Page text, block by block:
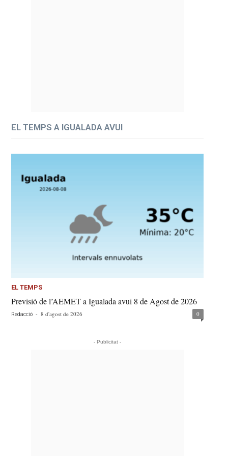
EL TEMPS A IGUALADA AVUI
EL TEMPS
Previsió de l’AEMET a Igualada avui 8 de Agost de 2026
Redacció - 8 d'agost de 2026 0
- Publicitat -